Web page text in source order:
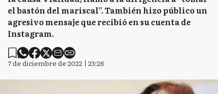
el bastón del mariscal”. También hizo público un
agresivo mensaje que recibió en su cuenta de
Instagram.
7 de diciembre de 2022 | 23:26